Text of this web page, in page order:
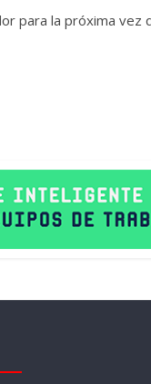
para la próxima vez